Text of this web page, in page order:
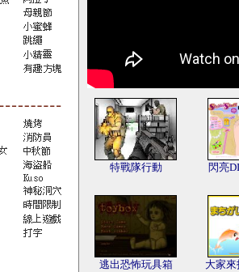
特戰隊行動 閃亮
逃出恐怖玩具箱 大家